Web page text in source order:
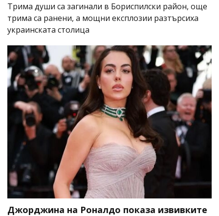
Трима души са загинали в Бориспилски район, още
трима са ранени, а мощни експлозии разтърсиха
украинската столица
Джорджина на Роналдо показа извивките